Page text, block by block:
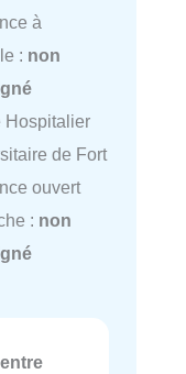
à
: non
Hospitalier
de Fort
ouvert
: non